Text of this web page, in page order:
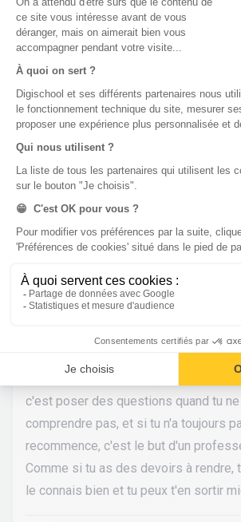
Salut ! je suis en premiere perso et ce
conseil de faire c'est de ducoup poser
questions quand tu comprend pas
genre 1 heure là veille d'un contrôle
ta leçon le jour même pour moi ça
après c'est à toi de perfectionner ton
révision au fil des années et bonne
aussi.
Noxiye• il y a 2 ans
312
salut, je suis en 4ème aujourd'hui et je
comprendre que tu veuille améliorer
franchement le seul truc que tu dois à
c'est poser des questions quand tu ne
comprendre pas, et si tu n'a toujours
recommence, c'est le but d'un
Comme si tu as des devoirs à rendre,
le connais bien et tu peux t'en sortir